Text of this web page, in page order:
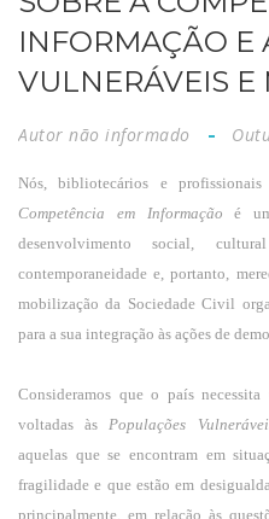
INFORMAÇÃO E
VULNERÁVEIS E
Autor não informado
Nós, bibliotecários e
Competência em Informação é
desenvolvimento social,
contemporaneidade e, portanto,
mobilização da Sociedade Civil
para a sua integração às ações de
Consideramos que o país
voltadas àsPopulações
aquelas que se encontram em
fragilidade e que estão em
principalmente, em relação às